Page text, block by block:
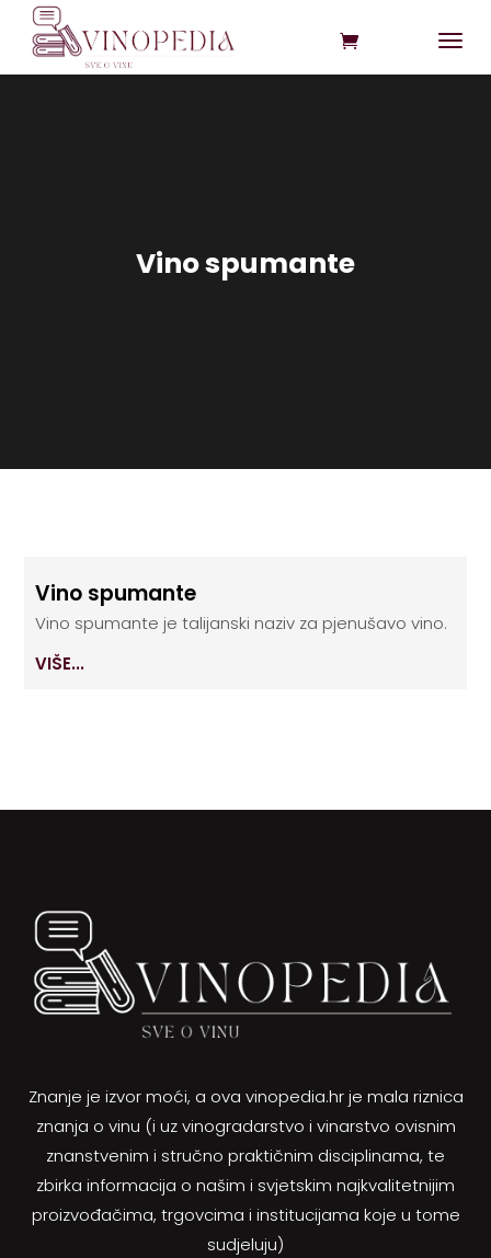
Vino spumante
Vino spumante
Vino spumante je talijanski naziv za pjenušavo vino.
VIŠE...
Znanje je izvor moći, a ova vinopedia.hr je mala riznica
znanja o vinu (i uz vinogradarstvo i vinarstvo ovisnim
znanstvenim i stručno praktičnim disciplinama, te
zbirka informacija o našim i svjetskim najkvalitetnijim
proizvođačima, trgovcima i institucijama koje u tome
sudjeluju)